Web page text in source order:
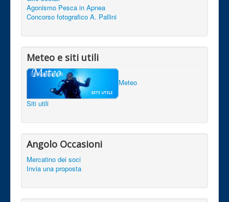
Agonismo Pesca in Apnea
Concorso fotografico A. Pallini
Meteo e siti utili
Meteo
Siti utili
Angolo Occasioni
Mercatino dei soci
Invia una proposta